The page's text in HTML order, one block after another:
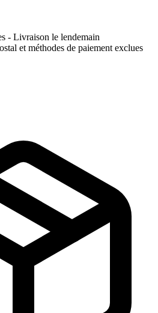
- Livraison le lendemain
et méthodes de paiement exclues